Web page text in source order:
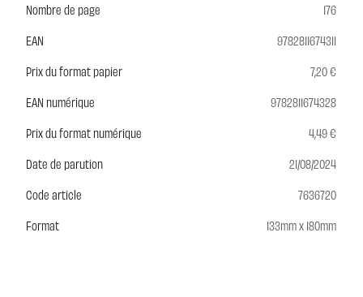
Nombre de page
176
EAN
9782811674311
Prix du format papier
7,20 €
EAN numérique
9782811674328
Prix du format numérique
4,49 €
Date de parution
21/08/2024
Code article
7636720
Format
133mm x 180mm